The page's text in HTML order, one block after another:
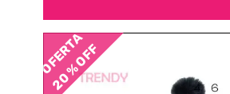
OFERTA
20 % OFF